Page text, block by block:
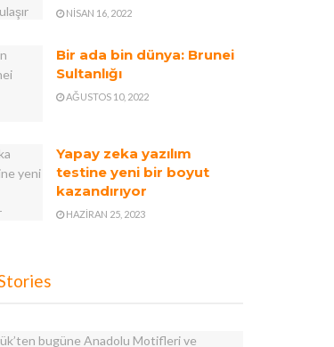
NISAN 16, 2022
Bir ada bin dünya: Brunei
Sultanlığı
AĞUSTOS 10, 2022
Yapay zeka yazılım
testine yeni bir boyut
kazandırıyor
HAZIRAN 25, 2023